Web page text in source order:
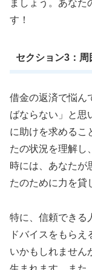
ましょう。あなた
す！
セクション3：
借金の返済で悩ん
ばならない」と思
に助けを求めるこ
たの状況を理解し
時には、あなたが
たのために力を貸
特に、信頼できる
ドバイスをもら
いかもしれません